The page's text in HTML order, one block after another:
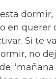
dormir,
en querer
Si te
no